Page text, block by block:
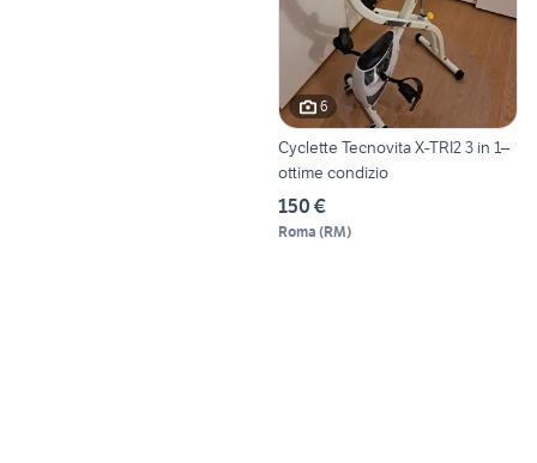
6
Cyclette Tecnovita X-TRI2 3 in 1–
ottime condizio
150 €
Roma (RM)